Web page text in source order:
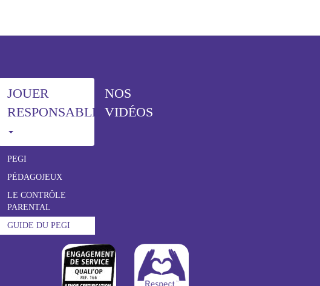
JOUER
RESPONSABLE
PEGI
PÉDAGOJEUX
LE CONTRÔLE
PARENTAL
GUIDE DU PEGI
NOS
VIDÉOS
http://www.afnor.org